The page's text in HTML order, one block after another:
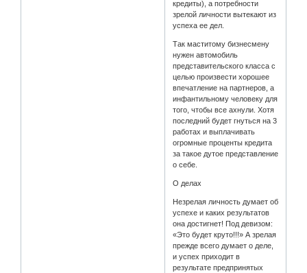
кредиты), а потребности
зрелой личности вытекают из
успеха ее дел.
Так маститому бизнесмену
нужен автомобиль
представительского класса с
целью произвести хорошее
впечатление на партнеров, а
инфантильному человеку для
того, чтобы все ахнули. Хотя
последний будет гнуться на 3
работах и выплачивать
огромные проценты кредита
за такое дутое представление
о себе.
О делах
Незрелая личность думает об
успехе и каких результатов
она достигнет! Под девизом:
«Это будет круто!!!» А зрелая
прежде всего думает о деле,
и успех приходит в
результате предпринятых